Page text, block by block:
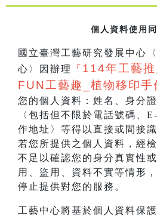
個人資料使用
國立臺灣工藝研究發展中心
心〉因辦理
「 114年工藝
FUN工藝趣_ 植物移印手
您的個人資料：姓名、身分
〈包括但不限於電話號碼、
作地址〉等得以直接或間接
若您所提供之個人資料，經
不足以確認您的身分真實性
用、盜用、資料不實等情形
停止提供對您的服務。
工藝中心將基於個人資料保